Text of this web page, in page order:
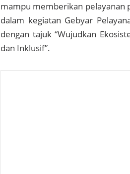
mampu memberikan pelayanan
dalam kegiatan Gebyar
dengan tajuk “Wujudkan
dan Inklusif”.